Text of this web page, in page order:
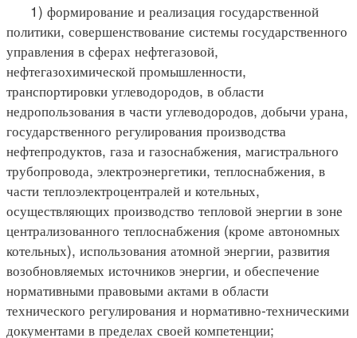
1) формирование и реализация государственной
политики, совершенствование системы государственного
управления в сферах нефтегазовой,
нефтегазохимической промышленности,
транспортировки углеводородов, в области
недропользования в части углеводородов, добычи урана,
государственного регулирования производства
нефтепродуктов, газа и газоснабжения, магистрального
трубопровода, электроэнергетики, теплоснабжения, в
части теплоэлектроцентралей и котельных,
осуществляющих производство тепловой энергии в зоне
централизованного теплоснабжения (кроме автономных
котельных), использования атомной энергии, развития
возобновляемых источников энергии, и обеспечение
нормативными правовыми актами в области
технического регулирования и нормативно-техническими
документами в пределах своей компетенции;